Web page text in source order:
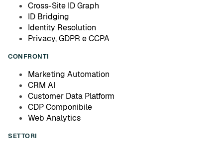
Cross-Site ID Graph
ID Bridging
Identity Resolution
Privacy, GDPR e CCPA
CONFRONTI
Marketing Automation
CRM AI
Customer Data Platform
CDP Componibile
Web Analytics
SETTORI